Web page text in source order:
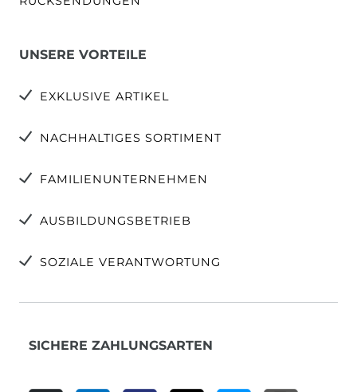
UNSERE VORTEILE
EXKLUSIVE ARTIKEL
NACHHALTIGES SORTIMENT
FAMILIENUNTERNEHMEN
AUSBILDUNGSBETRIEB
SOZIALE VERANTWORTUNG
SICHERE ZAHLUNGSARTEN